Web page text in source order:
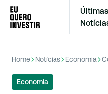
Últimas
Home Notícias Economia
Economia